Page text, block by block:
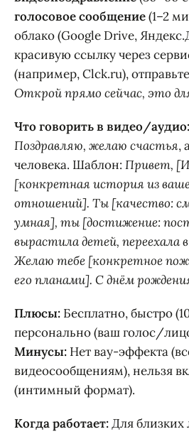
голосовое сообщение(1–2
облако (Google Drive,
красивую ссылку через
(например, Clck.ru),
Открой прямо сейчас, это
Что говорить в видео/аудио:
Поздравляю, желаю счастья,
человека. Шаблон: Привет,
[конкретная история из
отношений]. Ты [качество:
умная], ты [достижение:
вырастила детей, переехала
Желаю тебе [конкретное
его планами]. С днём
Плюсы: Бесплатно, быстро
персонально (ваш голос/
Минусы: Нет вау-эффекта
видеосообщениям), нельзя
(интимный формат).
Когда работает:Для